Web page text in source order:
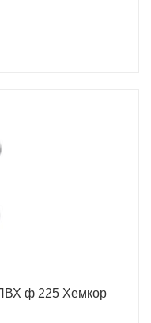
ф 225 Хемкор